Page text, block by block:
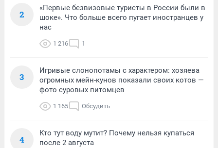
2
«Первые безвизовые туристы в России были в
шоке». Что больше всего пугает иностранцев у
нас
1 216 1
3
Игривые слонопотамы с характером: хозяева
огромных мейн-кунов показали своих котов —
фото суровых питомцев
1 165 Обсудить
4
Кто тут воду мутит? Почему нельзя купаться
после 2 августа